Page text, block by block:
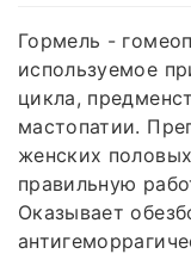
Гормель -
используемое
цикла,
мастопатии.
женских
правильную
Оказывает